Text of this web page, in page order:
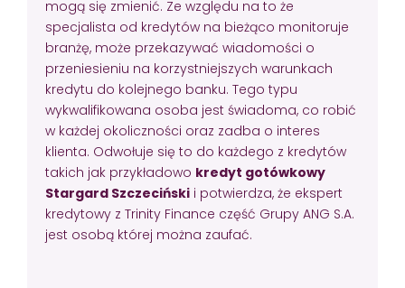
mogą się zmienić. Ze względu na to że
specjalista od kredytów na bieżąco monitoruje
branżę, może przekazywać wiadomości o
przeniesieniu na korzystniejszych warunkach
kredytu do kolejnego banku. Tego typu
wykwalifikowana osoba jest świadoma, co robić
w każdej okoliczności oraz zadba o interes
klienta. Odwołuje się to do każdego z kredytów
takich jak przykładowo kredyt gotówkowy
Stargard Szczeciński i potwierdza, że ekspert
kredytowy z Trinity Finance część Grupy ANG S.A.
jest osobą której można zaufać.